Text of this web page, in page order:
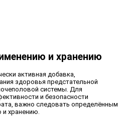
и хранению
активная добавка,
здоровья предстательной
системы. Для
и безопасности
важно следовать определённым
хранению.